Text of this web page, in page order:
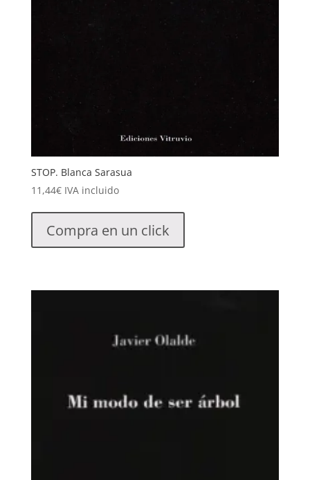
STOP. Blanca Sarasua
11,44€ IVA incluido
Compra en un click